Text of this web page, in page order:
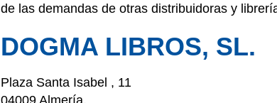
de las demandas de otras distribuidoras y
DOGMA LIBROS, SL.
Plaza Santa Isabel , 11
04009 Almería.